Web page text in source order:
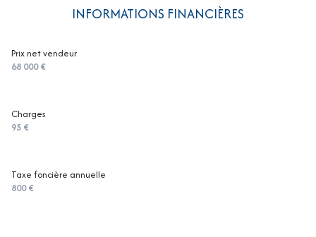
INFORMATIONS FINANCIÈRES
Prix net vendeur
68 000 €
Charges
95 €
Taxe foncière annuelle
800 €